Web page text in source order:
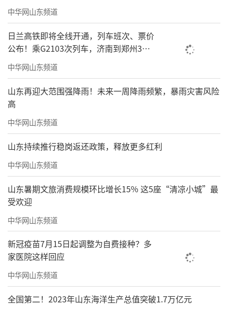
中华网山东频道
日兰高铁即将全线开通，列车班次、票价
公布！乘G2103次列车，济南到郑州3小
时到达
中华网山东频道
山东再迎大范围强降雨！未来一周降雨频繁，暴雨灾害风险
高
中华网山东频道
山东持续推行稳岗返还政策，释放更多红利
中华网山东频道
山东暑期文旅消费规模环比增长15% 这5座“清凉小城”最
受欢迎
中华网山东频道
新冠疫苗7月15日起调整为自费接种？多
家医院这样回应
中华网山东频道
全国第二！2023年山东海洋生产总值突破1.7万亿元